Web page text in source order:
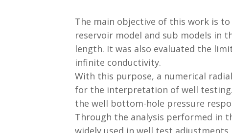
The main objective of this work is
reservoir model and sub models in
length. It was also evaluated the
infinite conductivity.
With this purpose, a numerical
for the interpretation of well
the well bottom-hole pressure
Through the analysis performed in